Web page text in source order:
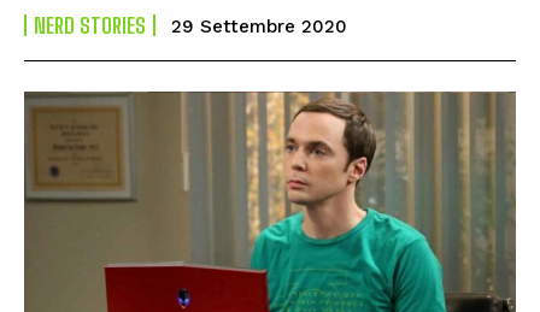
NERD STORIES 29 Settembre 2020